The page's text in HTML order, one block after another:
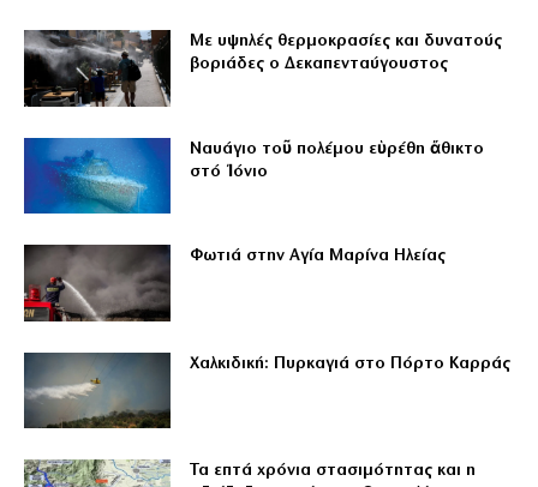
Με υψηλές θερμοκρασίες και δυνατούς
βοριάδες ο Δεκαπενταύγουστος
Ναυάγιο τοῦ πολέμου εὑρέθη ἄθικτο
στό Ἰόνιο
Φωτιά στην Αγία Μαρίνα Ηλείας
Χαλκιδική: Πυρκαγιά στο Πόρτο Καρράς
Τα επτά χρόνια στασιμότητας και η